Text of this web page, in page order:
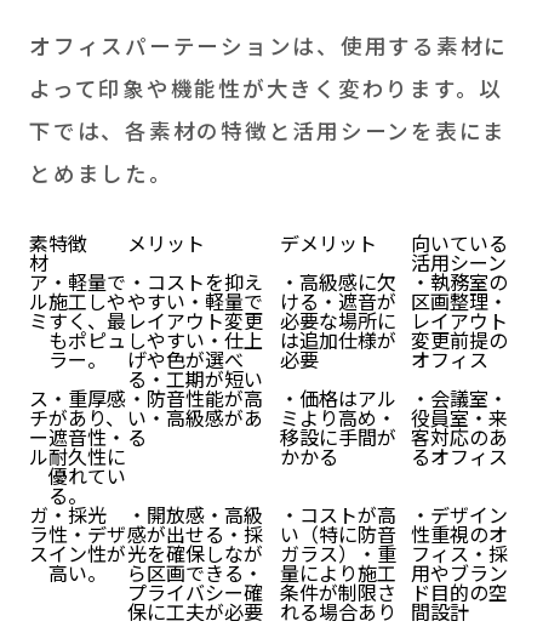
オフィスパーテーションは、使用する素材に
よって印象や機能性が大きく変わります。以
下では、各素材の特徴と活用シーンを表にま
とめました。
素
材
特徴 メリット デメリット 向いている
活用シーン
ア
ル
ミ
・軽量で
施工しや
すく、最
もポピュ
ラー。
・コストを抑え
やすい・軽量で
レイアウト変更
しやすい・仕上
げや色が選べ
る・工期が短い
・高級感に欠
ける・遮音が
必要な場所に
は追加仕様が
必要
・執務室の
区画整理・
レイアウト
変更前提の
オフィス
ス
チ
ー
ル
・重厚感
があり、
遮音性・
耐久性に
優れてい
る。
・防音性能が高
い・高級感があ
る
・価格はアル
ミより高め・
移設に手間が
かかる
・会議室・
役員室・来
客対応のあ
るオフィス
ガ
ラ
ス
・採光
性・デザ
イン性が
高い。
・開放感・高級
感が出せる・採
光を確保しなが
ら区画できる・
プライバシー確
保に工夫が必要
・コストが高
い（特に防音
ガラス）・重
量により施工
条件が制限さ
れる場合あり
・デザイン
性重視のオ
フィス・採
用やブラン
ド目的の空
間設計